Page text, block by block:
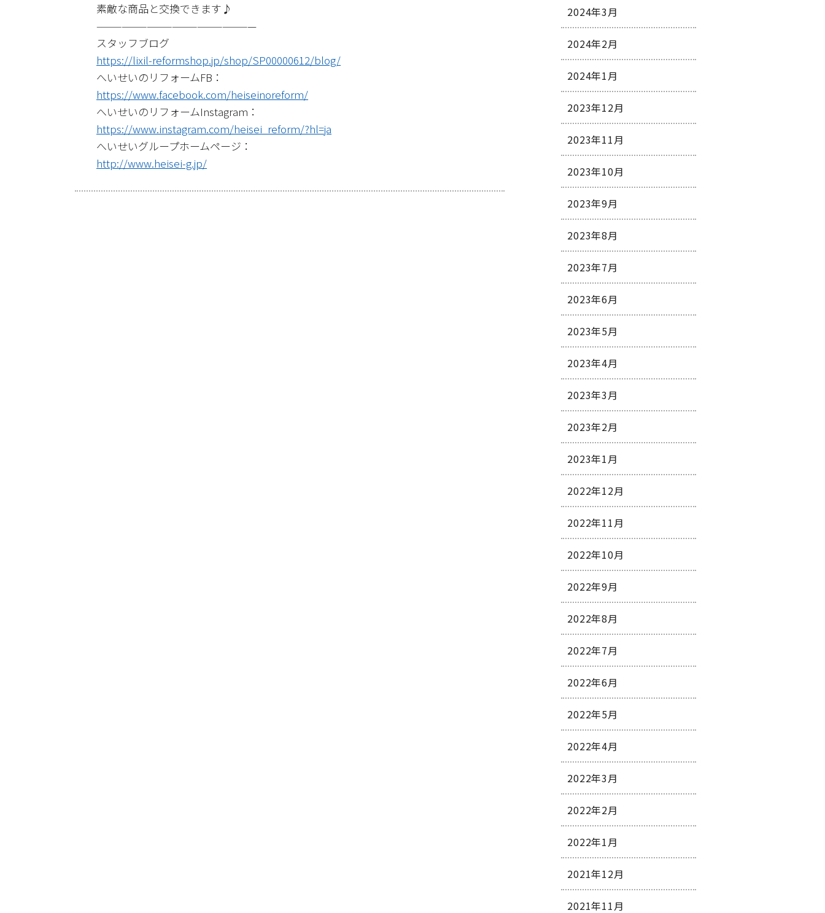
素敵な商品と交換できます♪
———————————————————
スタッフブログ
https://lixil-reformshop.jp/shop/SP00000612/blog/
へいせいのリフォームFB：
https://www.facebook.com/heiseinoreform/
へいせいのリフォームInstagram：
https://www.instagram.com/heisei_reform/?hl=ja
へいせいグループホームページ：
http://www.heisei-g.jp/
2024年3月
2024年2月
2024年1月
2023年12月
2023年11月
2023年10月
2023年9月
2023年8月
2023年7月
2023年6月
2023年5月
2023年4月
2023年3月
2023年2月
2023年1月
2022年12月
2022年11月
2022年10月
2022年9月
2022年8月
2022年7月
2022年6月
2022年5月
2022年4月
2022年3月
2022年2月
2022年1月
2021年12月
2021年11月